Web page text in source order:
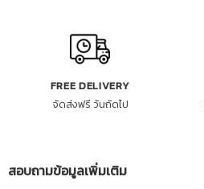
FREE DELIVERY
จัดส่งฟรี วันถัดไป
สอบถามข้อมูลเพิ่มเติม